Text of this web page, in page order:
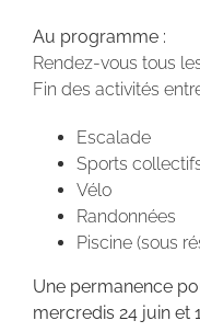
Au programme :
Rendez-vous tous
Fin des activités
Escalade
Sports
Vélo
Randonnées
Piscine (sous
Une permanence
mercredis 24 juin et